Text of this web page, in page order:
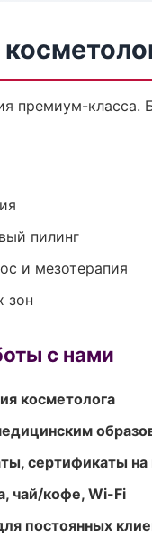
премиум-класса.
пилинг
и мезотерапия
зон
с нами
косметолога
сертификаты
чай/кофе, Wi-Fi
постоянных